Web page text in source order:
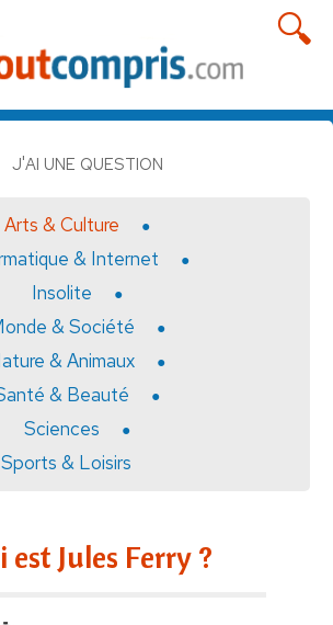
J'AI UNE QUESTION
Arts & Culture
& Internet
Insolite
& Société
& Animaux
& Beauté
Sciences
Sports & Loisirs
est Jules Ferry ?